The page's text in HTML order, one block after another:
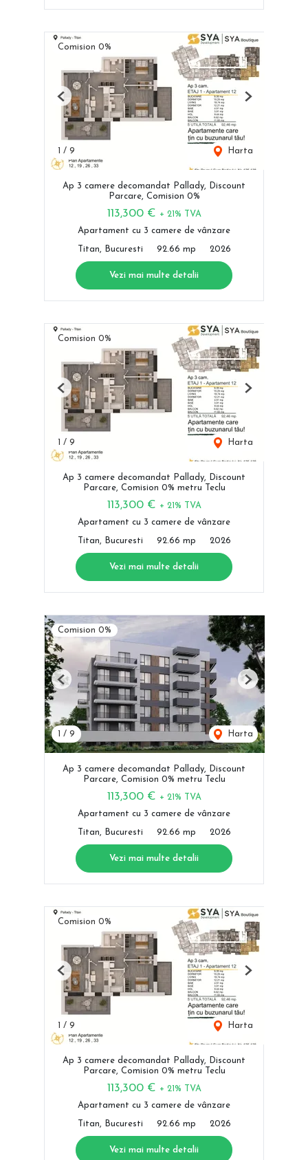
Comision 0%
/ 9 Harta
Previous Next
Ap 3 camere decomandat Pallady, Discount
Parcare, Comision 0%
113,300 € + 21% TVA
Apartament cu 3 camere de vânzare
Titan, Bucuresti 92.66 mp 2026
Vezi mai multe detalii
Comision 0%
/ 9 Harta
Previous Next
Ap 3 camere decomandat Pallady, Discount
Parcare, Comision 0% metru Teclu
113,300 € + 21% TVA
Apartament cu 3 camere de vânzare
Titan, Bucuresti 92.66 mp 2026
Vezi mai multe detalii
Comision 0%
1 / 9 Harta
Previous Next
Ap 3 camere decomandat Pallady, Discount
Parcare, Comision 0% metru Teclu
113,300 € + 21% TVA
Apartament cu 3 camere de vânzare
Titan, Bucuresti 92.66 mp 2026
Vezi mai multe detalii
Comision 0%
1 / 9 Harta
Previous Next
Ap 3 camere decomandat Pallady, Discount
Parcare, Comision 0% metru Teclu
113,300 € + 21% TVA
Apartament cu 3 camere de vânzare
Titan, Bucuresti 92.66 mp 2026
Vezi mai multe detalii